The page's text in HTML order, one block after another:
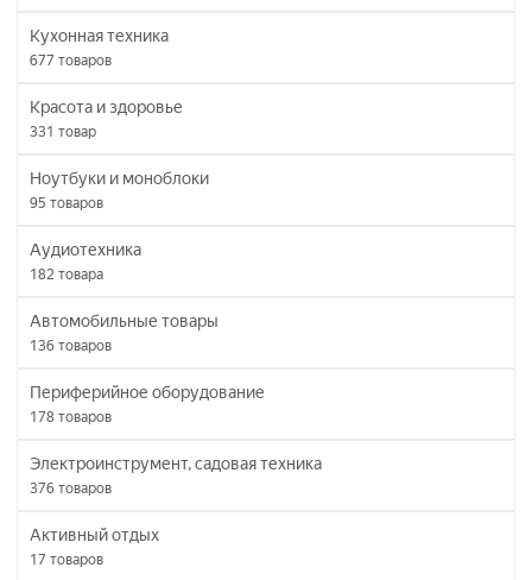
Кухонная техника
677 товаров
Красота и здоровье
331 товар
Ноутбуки и моноблоки
95 товаров
Аудиотехника
182 товара
Автомобильные товары
136 товаров
Периферийное оборудование
178 товаров
Электроинструмент, садовая техника
376 товаров
Активный отдых
17 товаров